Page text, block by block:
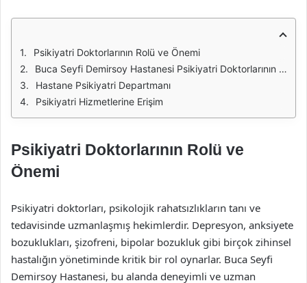
Psikiyatri Doktorlarının Rolü ve Önemi
Buca Seyfi Demirsoy Hastanesi Psikiyatri Doktorlarının Eğitimi ve Uzmanlık Alanları
Hastane Psikiyatri Departmanı
Psikiyatri Hizmetlerine Erişim
Psikiyatri Doktorlarının Rolü ve
Önemi
Psikiyatri doktorları, psikolojik rahatsızlıkların tanı ve
tedavisinde uzmanlaşmış hekimlerdir. Depresyon, anksiyete
bozuklukları, şizofreni, bipolar bozukluk gibi birçok zihinsel
hastalığın yönetiminde kritik bir rol oynarlar. Buca Seyfi
Demirsoy Hastanesi, bu alanda deneyimli ve uzman